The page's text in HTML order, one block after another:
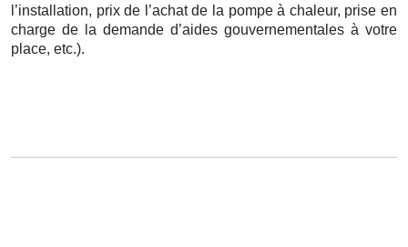
l’installation, prix de l’achat de la pompe à chaleur, prise en
charge de la demande d’aides gouvernementales à votre
place, etc.).